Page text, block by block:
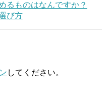
るものはなんですか？
び方
してください。